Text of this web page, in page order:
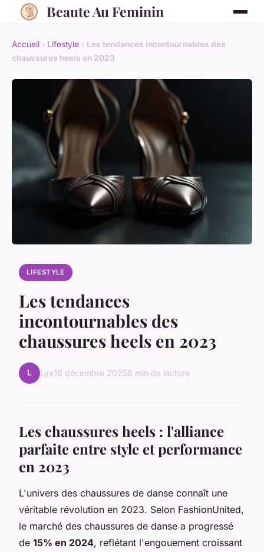
Beaute Au Feminin
Accueil › Lifestyle › Les tendances incontournables des
chaussures heels en 2023
LIFESTYLE
Les tendances
incontournables des
chaussures heels en 2023
L Lya16 décembre 20258 min de lecture
Les chaussures heels : l'alliance
parfaite entre style et performance
en 2023
L'univers des chaussures de danse connaît une
véritable révolution en 2023. Selon FashionUnited,
le marché des chaussures de danse a progressé
de 15% en 2024, reflétant l'engouement croissant